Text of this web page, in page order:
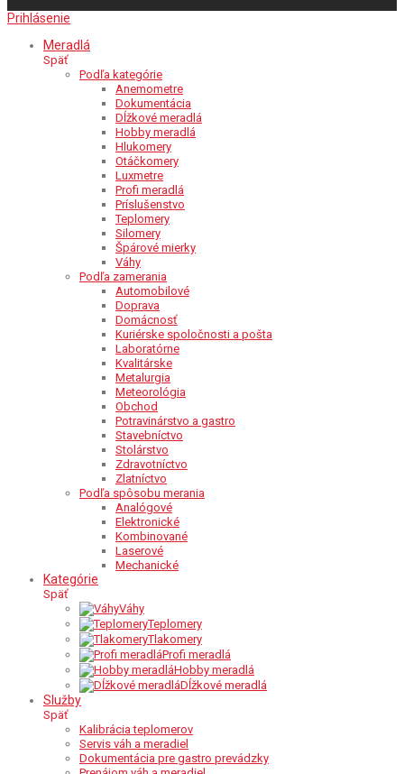
Prihlásenie
Meradlá
Späť
Podľa kategórie
Anemometre
Dokumentácia
Dĺžkové meradlá
Hobby meradlá
Hlukomery
Otáčkomery
Luxmetre
Profi meradlá
Príslušenstvo
Teplomery
Silomery
Špárové mierky
Váhy
Podľa zamerania
Automobilové
Doprava
Domácnosť
Kuriérske spoločnosti a pošta
Laboratórne
Kvalitárske
Metalurgia
Meteorológia
Obchod
Potravinárstvo a gastro
Stavebníctvo
Stolárstvo
Zdravotníctvo
Zlatníctvo
Podľa spôsobu merania
Analógové
Elektronické
Kombinované
Laserové
Mechanické
Kategórie
Späť
Váhy
Teplomery
Tlakomery
Profi meradlá
Hobby meradlá
Dĺžkové meradlá
Služby
Späť
Kalibrácia teplomerov
Servis váh a meradiel
Dokumentácia pre gastro prevádzky